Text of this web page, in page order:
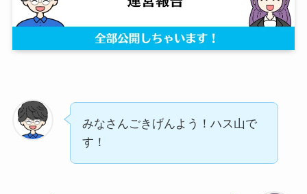
みなさんごきげんよう！ハス山で
す！